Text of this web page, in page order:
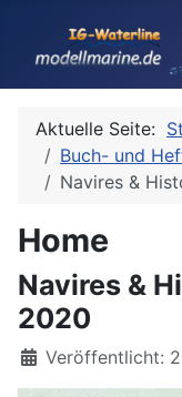
Aktuelle Seite:
Buch- und
Navires &
Home
Navires &
2020
Details
Veröffentlicht: